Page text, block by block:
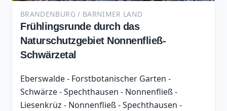
BRANDENBURG / BARNIMER LAND
Frühlingsrunde durch das
Naturschutzgebiet Nonnenfließ-
Schwärzetal
Eberswalde - Forstbotanischer Garten -
Schwärze - Spechthausen - Nonnenfließ -
Liesenkrüz - Nonnenfließ - Spechthausen -